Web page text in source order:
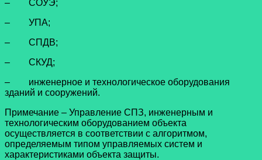
– СОУЭ;
– УПА;
– СПДВ;
– СКУД;
– инженерное и технологическое оборудования
зданий и сооружений.
Примечание – Управление СПЗ, инженерным и
технологическим оборудованием объекта
осуществляется в соответствии с алгоритмом,
определяемым типом управляемых систем и
характеристиками объекта защиты.